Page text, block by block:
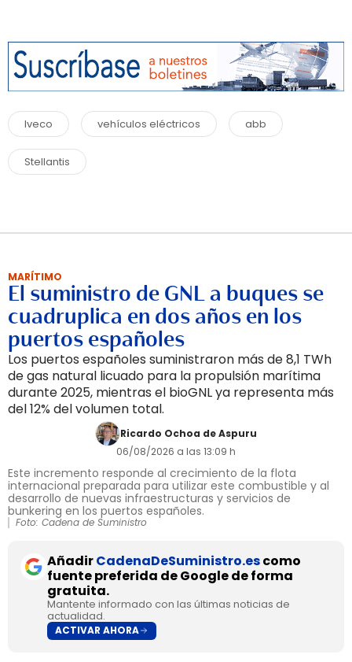
Iveco vehículos eléctricos abb
Stellantis
MARÍTIMO
El suministro de GNL a buques se
cuadruplica en dos años en los
puertos españoles
Los puertos españoles suministraron más de 8,1 TWh
de gas natural licuado para la propulsión marítima
durante 2025, mientras el bioGNL ya representa más
del 12% del volumen total.
Ricardo Ochoa de Aspuru
06/08/2026 a las 13:09 h
Este incremento responde al crecimiento de la flota
internacional preparada para utilizar este combustible y al
desarrollo de nuevas infraestructuras y servicios de
bunkering en los puertos españoles.
Foto: Cadena de Suministro
AñadirCadenaDeSuministro.escomo
fuente preferida de Google de forma
gratuita.
Mantente informado con las últimas noticias de
actualidad.
ACTIVAR AHORA